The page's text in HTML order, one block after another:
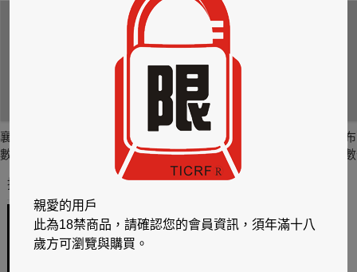
襄水II-林襄MIZUKI
數位寫真集
一見峮心 峮峮個人
寫真書 數位精華版
一棋一會 斐棋1st數
位寫真
推薦你買好東西
親愛的用戶
此為18禁商品，請確認您的會員資訊，須年滿十八
歲方可瀏覽與購買。